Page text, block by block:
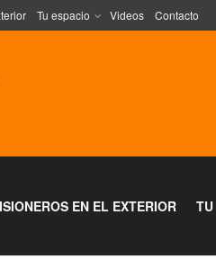
Tu espacio Videos Contacto
EN EL EXTERIOR TU